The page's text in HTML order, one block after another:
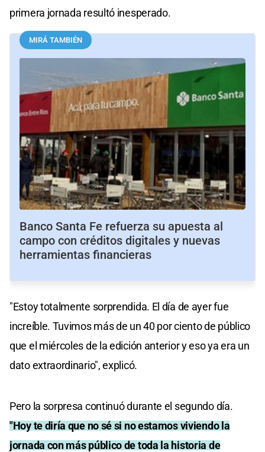
primera jornada resultó inesperado.
MIRÁ TAMBIÉN
Banco Santa Fe refuerza su apuesta al
campo con créditos digitales y nuevas
herramientas financieras
"Estoy totalmente sorprendida. El día de ayer fue
increíble. Tuvimos más de un 40 por ciento de público
que el miércoles de la edición anterior y eso ya era un
dato extraordinario", explicó.
Pero la sorpresa continuó durante el segundo día.
"Hoy te diría que no sé si no estamos viviendo la
jornada con más público de toda la historia de